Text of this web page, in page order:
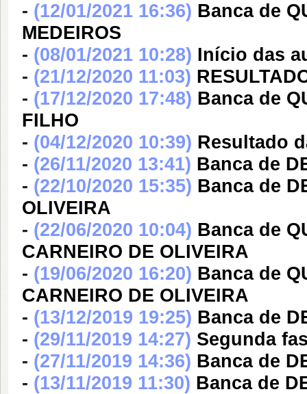
- (12/01/2021 16:36) Banca de
MEDEIROS
- (08/01/2021 10:28) Início das
- (21/12/2020 11:03)
- (17/12/2020 17:48) Banca de
FILHO
- (04/12/2020 10:39) Resultado
- (26/11/2020 13:41) Banca de
- (22/10/2020 15:35) Banca de
OLIVEIRA
- (22/06/2020 10:04) Banca de
CARNEIRO DE OLIVEIRA
- (19/06/2020 16:20) Banca de
CARNEIRO DE OLIVEIRA
- (13/12/2019 19:25) Banca de
- (29/11/2019 14:27) Segunda
- (27/11/2019 14:36) Banca de
- (13/11/2019 11:30) Banca de